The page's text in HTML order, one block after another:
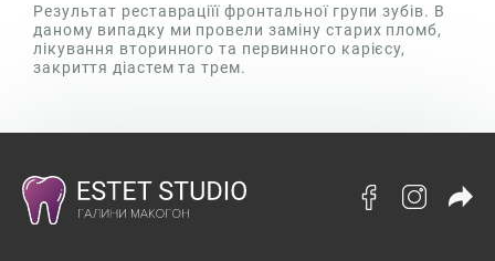
Результат реставраціїї фронтальної групи зубів. В
даному випадку ми провели заміну старих пломб,
лікування вторинного та первинного карієсу,
закриття діастем та трем.